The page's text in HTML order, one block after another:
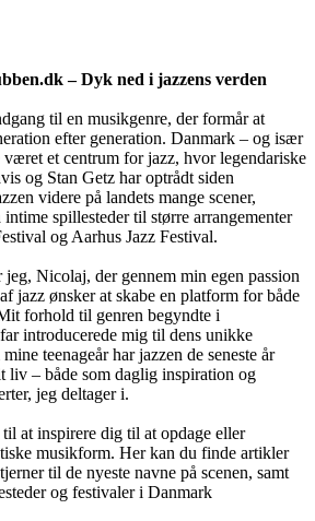
– Dyk ned i jazzens verden
til en musikgenre, der formår at
efter generation. Danmark – og især
et centrum for jazz, hvor legendariske
og Stan Getz har optrådt siden
videre på landets mange scener,
spillesteder til større arrangementer
og Aarhus Jazz Festival.
Nicolaj, der gennem min egen passion
jazz ønsker at skabe en platform for både
forhold til genren begyndte i
introducerede mig til dens unikke
teenageår har jazzen de seneste år
liv – både som daglig inspiration og
jeg deltager i.
at inspirere dig til at opdage eller
musikform. Her kan du finde artikler
til de nyeste navne på scenen, samt
og festivaler i Danmark